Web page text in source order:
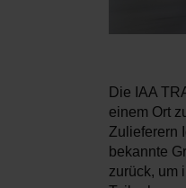
Die IAA
einem Ort
Zulieferern
bekannte
zurück, um